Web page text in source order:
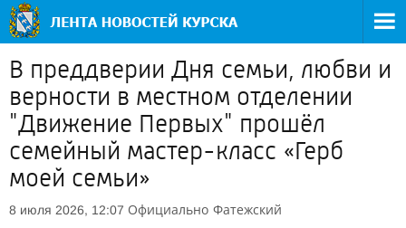
В преддверии Дня семьи, любви и
верности в местном отделении
"Движение Первых" прошёл
семейный мастер-класс «Герб
моей семьи»
8 июля 2026, 12:07 Официально Фатежский